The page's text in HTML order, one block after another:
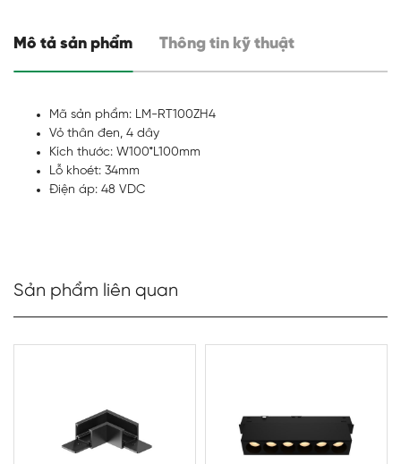
Mô tả sản phẩm Thông tin kỹ thuật
Mã sản phẩm: LM-RT100ZH4
Vỏ thân đen, 4 dây
Kích thước: W100*L100mm
Lỗ khoét: 34mm
Điện áp: 48 VDC
Sản phẩm liên quan